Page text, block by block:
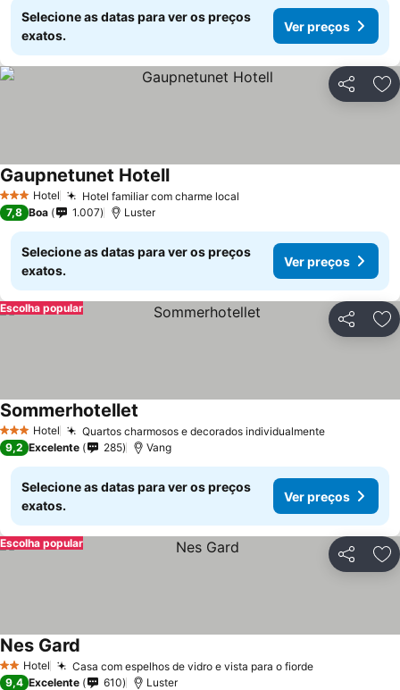
Selecione as datas para ver os preços
exatos.
Ver preços
Partilhar
3 EstrelasHotel Hotel familiar com charme local
Gaupnetunet Hotell
7,8 Boa 1.007 Luster
Selecione as datas para ver os preços
exatos.
Ver preços
Partilhar
Escolha popular
3 EstrelasHotel Quartos charmosos e decorados individualmente
Sommerhotellet
9,2 Excelente 285 Vang
Selecione as datas para ver os preços
exatos.
Ver preços
Partilhar
Escolha popular
2 Estrelas
Hotel Casa com espelhos de vidro e vista para o fiorde
Nes Gard
9,4 Excelente 610 Luster